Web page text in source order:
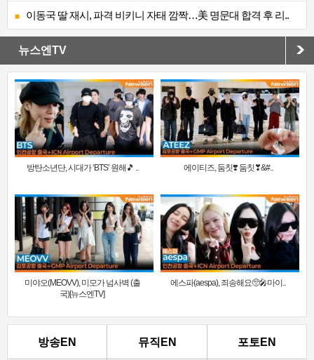
이동국 딸 재시, 파격 비키니 자태 깜짝…美 명문대 합격 후 리..
뉴스엔TV
방탄소년단, 시대가 ‘BTS’ 원해🎵 .. 에이티즈, 둠칫❣️ 둠칫❣&#..
미야오(MEOVV), 미모가 넘사벽 (출
국)[뉴스엔TV]
에스파(aespa), 죄송해요🥺🎤마이..
방송EN 뮤직EN 포토EN